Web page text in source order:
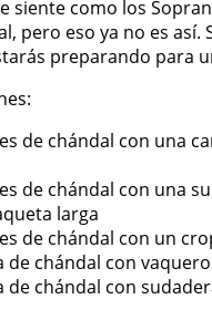
siente como los
pero eso ya no es así.
preparando para
de chándal con una
de chándal con una
larga
de chándal con un
de chándal con
de chándal con